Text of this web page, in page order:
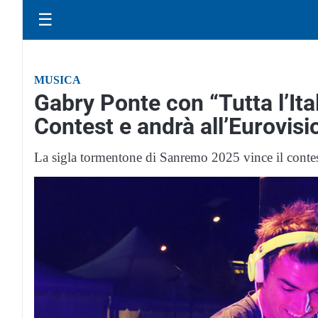
☰
MUSICA
Gabry Ponte con “Tutta
Contest e andrà
La sigla tormentone di Sanremo 2025 vince il